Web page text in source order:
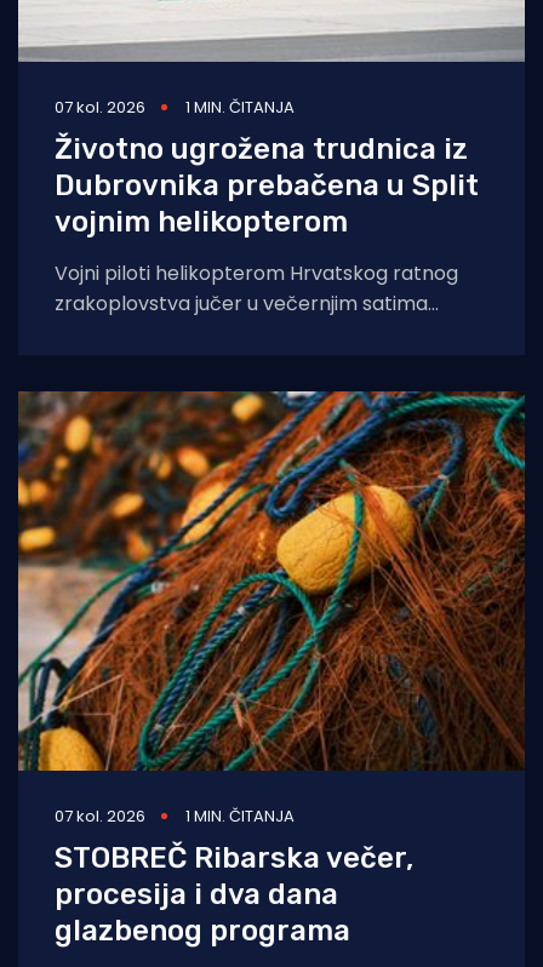
07 kol. 2026 1 MIN. ČITANJA
Životno ugrožena trudnica iz
Dubrovnika prebačena u Split
vojnim helikopterom
Vojni piloti helikopterom Hrvatskog ratnog
zrakoplovstva jučer u večernjim satima
07 kol. 2026 1 MIN. ČITANJA
STOBREČ Ribarska večer,
procesija i dva dana
glazbenog programa